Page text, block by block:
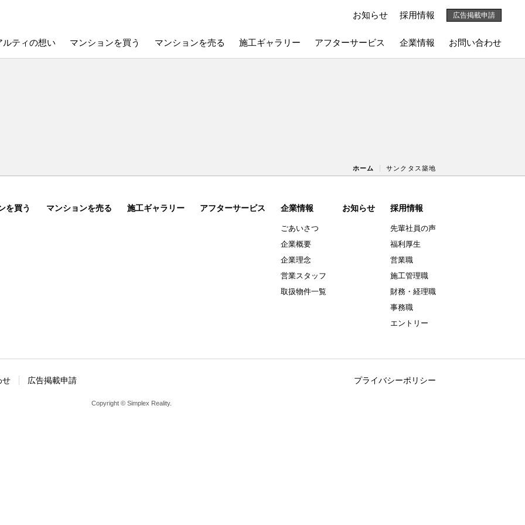
ティの想い マンションを買う マンションを売る 施工ギャラリー アフターサービス 企業情報 お問い合わせ
お知らせ 採用情報 広告掲載申請
ホーム サンクタス築地
を買う マンションを売る 施工ギャラリー アフターサービス 企業情報
ごあいさつ
企業概要
企業理念
営業スタッフ
取扱物件一覧
お知らせ 採用情報
先輩社員の声
福利厚生
営業職
施工管理職
財務・経理職
事務職
エントリー
広告掲載申請 プライバシーポリシー
せ
Copyright © Simplex Reality.